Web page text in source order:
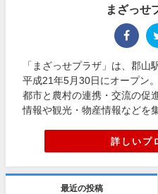
まざっせ
「まざっせプラザ」は、郡山
平成21年5月30日にオープン。
都市と農村の連携・交流の促
情報や観光・物産情報などを
詳しいプ
最近の投稿